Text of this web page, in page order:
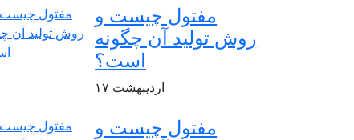
مفتول چیست و
روش تولید آن چگونه
است؟
۱۷ اردیبهشت
مفتول چیست و